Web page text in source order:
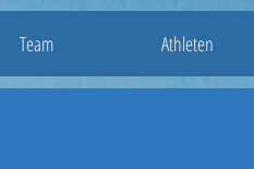
Team Athleten